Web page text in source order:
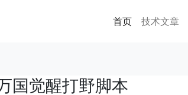
首页 技术文章
国觉醒打野脚本